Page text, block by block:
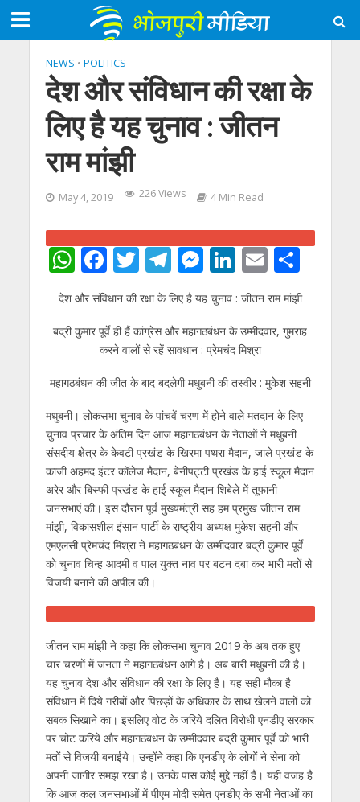
NEWS • POLITICS
देश और संविधान की रक्षा के
लिए है यह चुनाव : जीतन
राम मांझी
May 4, 2019 226 Views 4 Min Read
W
h
at
s
p
p
F
ac
e
b
o
o
k
T
w
itt
er
T
el
e
gr
a
m
M
ss
e
n
g
er
Li
n
k
e
dI
n
E
m
ai
l
S
h
ar
e
देश और संविधान की रक्षा के लिए है यह चुनाव : जीतन राम मांझी
बद्री कुमार पूर्वे ही हैं कांग्रेस और महागठबंधन के उम्‍मीदवार, गुमराह
करने वालों से रहें सावधान : प्रेमचंद मिश्रा
महागठबंधन की जीत के बाद बदलेगी मधुबनी की तस्‍वीर : मुकेश सहनी
मधुबनी। लोकसभा चुनाव के पांचवें चरण में होने वाले मतदान के लिए
चुनाव प्रचार के अंतिम दिन आज महागठबंधन के नेताओं ने मधुबनी
संसदीय क्षेत्र के केवटी प्रखंड के खिरमा पथरा मैदान, जाले प्रखंड के
काजी अहमद इंटर कॉलेज मैदान, बेनीपट्टी प्रखंड के हाई स्कूल मैदान
अरेर और बिस्फी प्रखंड के हाई स्कूल मैदान शिबेले में तूफानी
जनसभाएं की। इस दौरान पूर्व मुख्‍यमंत्री सह हम प्रमुख जीतन राम
मांझी, विकासशील इंसान पार्टी के राष्‍ट्रीय अध्‍यक्ष मुकेश सहनी और
एमएलसी प्रेमचंद मिश्रा ने महागठबंधन के उम्‍मीदवार बद्री कुमार पूर्वे
को चुनाव चिन्‍ह आदमी व पाल युक्‍त नाव पर बटन दबा कर भारी मतों से
विजयी बनाने की अपील की।
जीतन राम मांझी ने कहा कि लोकसभा चुनाव 2019 के अब तक हुए
चार चरणों में जनता ने महागठबंधन आगे है। अब बारी मधुबनी की है।
यह चुनाव देश और संविधान की रक्षा के लिए है। यह सही मौका है
संविधान में दिये गरीबों और पिछड़ों के अधिकार के साथ खेलने वालों को
सबक सिखाने का। इसलिए वोट के जरिये दलित विरोधी एनडीए सरकार
पर चोट करिये और महागठंबधन के उम्‍मीदवार बद्री कुमार पूर्वे को भारी
मतों से विजयी बनाईये। उन्‍होंने कहा कि एनडीए के लोगों ने सेना को
अपनी जागीर समझ रखा है। उनके पास कोई मुद्दे नहीं हैं। यही वजह है
कि आज कल जनसभाओं में पीएम मोदी समेत एनडीए के सभी नेताओं का